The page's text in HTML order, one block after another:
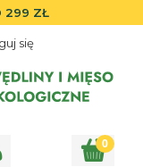
299 ZŁ
się